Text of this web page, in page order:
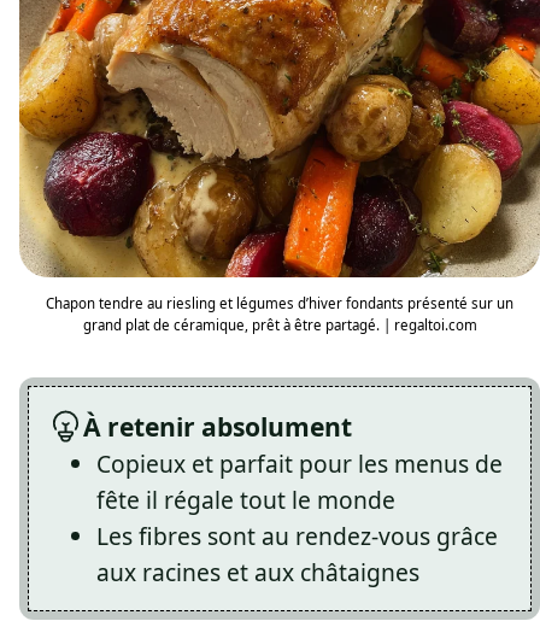
Chapon tendre au riesling et légumes d’hiver fondants présenté sur un
grand plat de céramique, prêt à être partagé. | regaltoi.com
À retenir absolument
Copieux et parfait pour les menus de
fête il régale tout le monde
Les fibres sont au rendez-vous grâce
aux racines et aux châtaignes